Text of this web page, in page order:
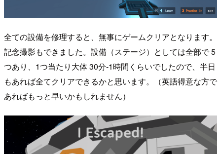
全ての設備を修理すると、無事にゲームクリアとなります。
記念撮影もできました。設備（ステージ）としては全部で 5
つあり、1つ当たり大体 30分-1時間くらいでしたので、半日
もあれば全てクリアできるかと思います。（英語得意な方で
あればもっと早いかもしれません）